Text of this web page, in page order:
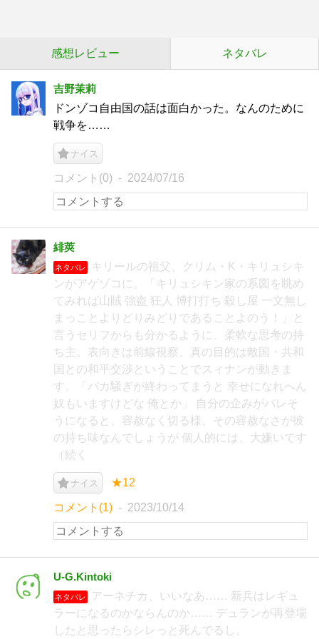
感想レビュー ネタバレ
吉野茉莉
ドンゾコ自由国の話は面白かった。なんのために
戦争を……
ナイス
コメント(0) 2024/07/16
緋莢
ネタバレ
キリールの祖父、クリム・K・キリュシキ
ンがアゲゾコに。「キリュシキン家の系図を眺め
てみれば山賊 強盗 狂人 博打打ち 殺し屋 一文無し
まっことよりどりみどりであることよのう！」と
言うセリフからも分かるように、柔軟な思考の持
ち主。表向きは前線視察、真の目的は敵国・共和
国との和平交渉ということでスィナンが動きま
す。「バカ騒ぎが終わってまうと 幸せになれへん
奴もいますけどな 俺とか」 自分の企みがバレそ
うになると、容赦なく切る様、その容赦なさが彼
の持ち味なんでしょうが 個人的には、大嫌いです
（続く
ナイス ★12
コメント(1) 2023/10/14
U-G.Kintoki
ネタバレ
アーネチカ、いいなあ…… 新兵はレギュ
ラーになるのかならんのか…… デュランが再登場
したと思ったらシレっと死んでるし。